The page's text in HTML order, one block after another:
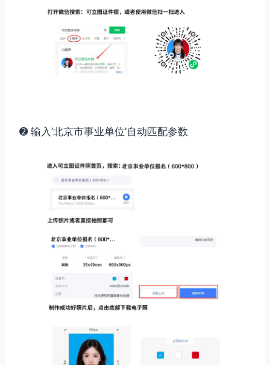
➋ 输入‘北京市事业单位’自动匹配参数